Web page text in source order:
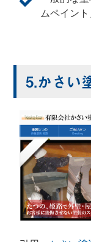
ムペイン
5.かさい